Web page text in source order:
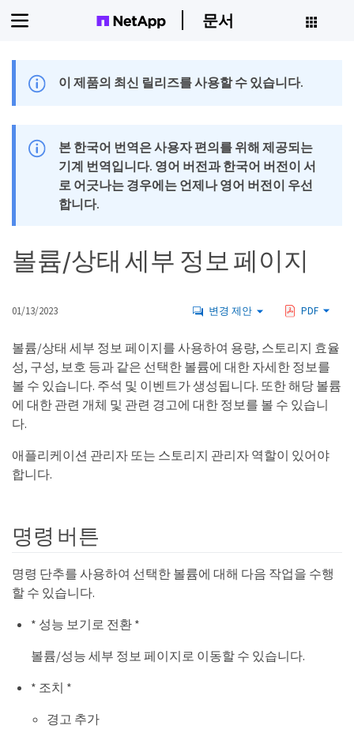
문서
이 제품의 최신 릴리즈를 사용할 수 있습니다.
본 한국어 번역은 사용자 편의를 위해 제공되는
기계 번역입니다. 영어 버전과 한국어 버전이 서
로 어긋나는 경우에는 언제나 영어 버전이 우선
합니다.
볼륨/상태 세부 정보 페이지
01/13/2023 변경 제안 PDF
볼륨/상태 세부 정보 페이지를 사용하여 용량, 스토리지 효율
성, 구성, 보호 등과 같은 선택한 볼륨에 대한 자세한 정보를
볼 수 있습니다. 주석 및 이벤트가 생성됩니다. 또한 해당 볼륨
에 대한 관련 개체 및 관련 경고에 대한 정보를 볼 수 있습니
다.
애플리케이션 관리자 또는 스토리지 관리자 역할이 있어야
합니다.
명령 버튼
명령 단추를 사용하여 선택한 볼륨에 대해 다음 작업을 수행
할 수 있습니다.
* 성능 보기로 전환 *
볼륨/성능 세부 정보 페이지로 이동할 수 있습니다.
* 조치 *
경고 추가